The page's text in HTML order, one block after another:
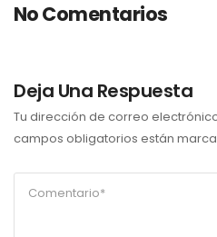
No Comentarios
Deja Una Respuesta
Tu dirección de correo
campos obligatorios están